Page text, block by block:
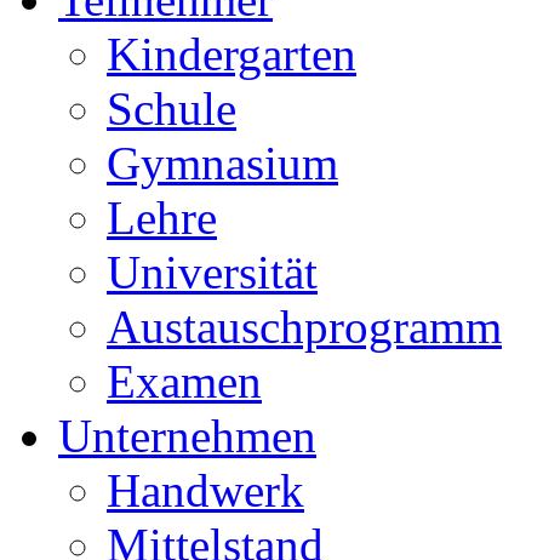
Kindergarten
Schule
Gymnasium
Lehre
Universität
Austauschprogramm
Examen
Unternehmen
Handwerk
Mittelstand